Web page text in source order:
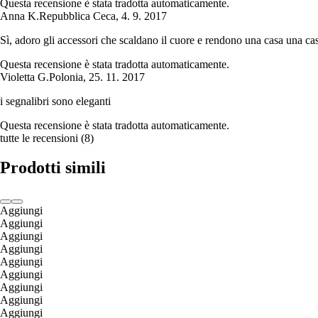
Questa recensione è stata tradotta automaticamente.
Anna K.Repubblica Ceca, 4. 9. 2017
Sì, adoro gli accessori che scaldano il cuore e rendono una casa una
Questa recensione è stata tradotta automaticamente.
Violetta G.Polonia, 25. 11. 2017
i segnalibri sono eleganti
Questa recensione è stata tradotta automaticamente.
tutte le recensioni (8)
Prodotti simili
Aggiungi
Aggiungi
Aggiungi
Aggiungi
Aggiungi
Aggiungi
Aggiungi
Aggiungi
Aggiungi